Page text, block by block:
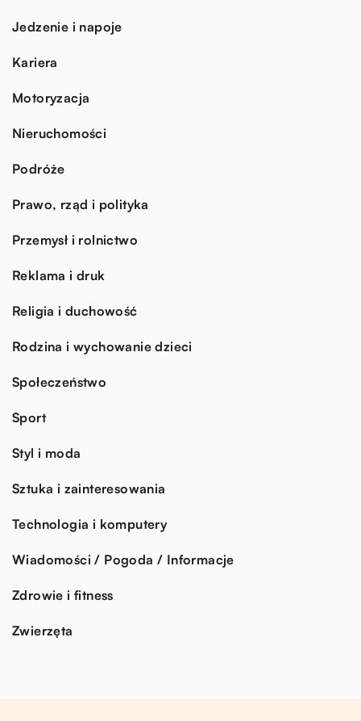
Jedzenie i napoje
Kariera
Motoryzacja
Nieruchomości
Podróże
Prawo, rząd i polityka
Przemysł i rolnictwo
Reklama i druk
Religia i duchowość
Rodzina i wychowanie dzieci
Społeczeństwo
Sport
Styl i moda
Sztuka i zainteresowania
Technologia i komputery
Wiadomości / Pogoda / Informacje
Zdrowie i fitness
Zwierzęta